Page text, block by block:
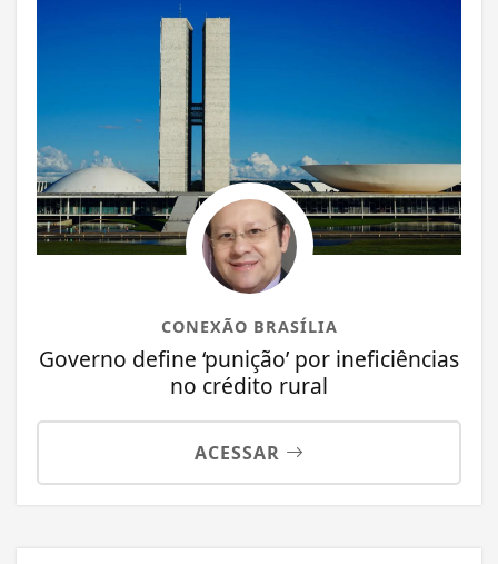
CONEXÃO BRASÍLIA
Governo define ‘punição’ por ineficiências
no crédito rural
ACESSAR